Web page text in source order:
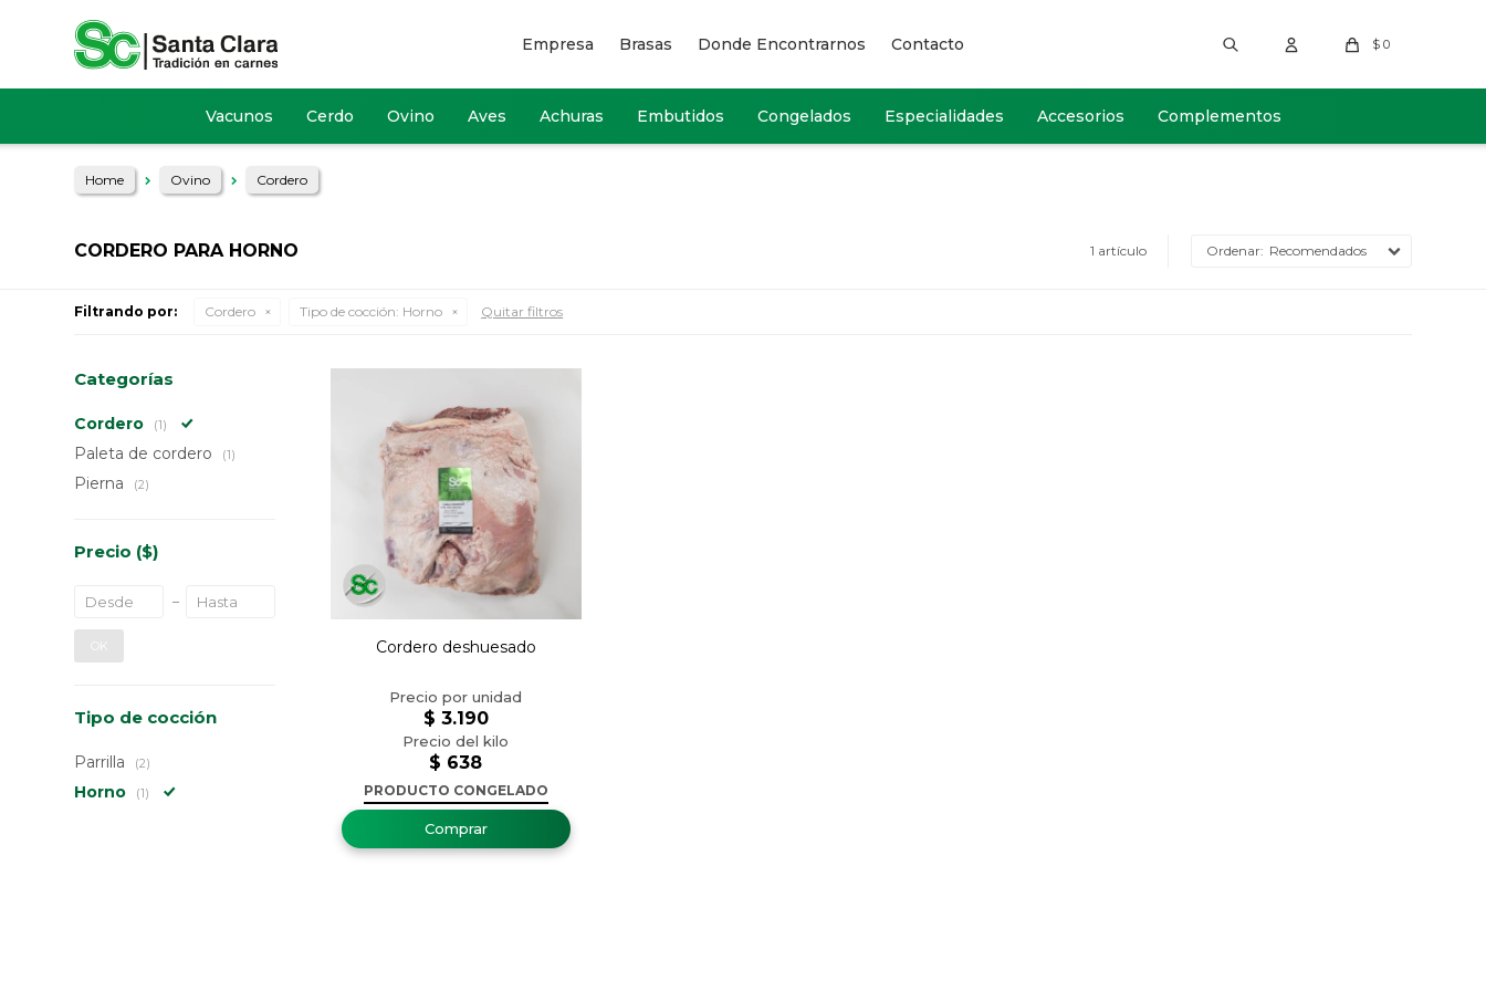
Vacunos Cerdo Ovino Aves Achuras Embutidos Congelados Especialidades Accesorios Complementos
$ 0
Empresa Brasas Donde Encontrarnos Contacto
Home Ovino Cordero
CORDERO PARA HORNO 1 artículo Recomendados
Filtrando por: Cordero Tipo de cocción: Horno Quitar filtros
Cordero deshuesado
$ 638
$ 3.190
PRODUCTO CONGELADO
Categorías
Cordero (1)
Paleta de cordero (1)
Pierna (2)
Precio ($)
OK
Tipo de cocción
Parrilla (2)
Horno (1)